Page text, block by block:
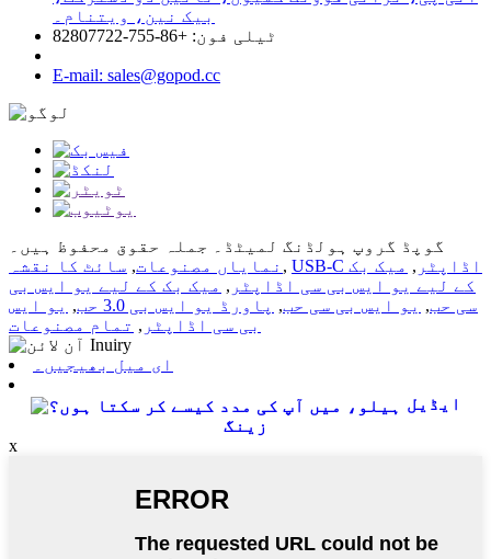
بیک نین، ویتنام۔
ٹیلی فون: +86-755-82807722
E-mail: sales@gopod.cc
گوپڈ گروپ ہولڈنگ لمیٹڈ۔ جملہ حقوق محفوظ ہیں۔
نمایاں مصنوعات, سائٹ کا نقشہ , USB-C اڈاپٹر , میک بک
کے لیے یو ایس بی سی اڈاپٹر , میک بک کے لیے یو ایس بی
سی حب, یو ایس بی سی حب, پاورڈ یو ایس بی 3.0 حب , یو ایس
بی سی اڈاپٹر , تمام مصنوعات
ای میل بھیجیں۔
ایڈیل
زینگ
x